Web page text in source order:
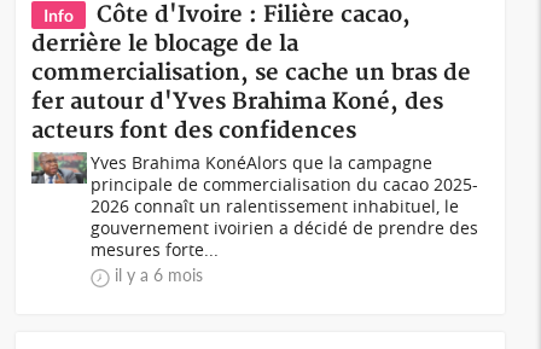
Info
Côte d'Ivoire : Filière cacao,
derrière le blocage de la
commercialisation, se cache un bras de
fer autour d'Yves Brahima Koné, des
acteurs font des confidences
Yves Brahima KonéAlors que la campagne
principale de commercialisation du cacao 2025-
2026 connaît un ralentissement inhabituel, le
gouvernement ivoirien a décidé de prendre des
mesures forte...
il y a 6 mois